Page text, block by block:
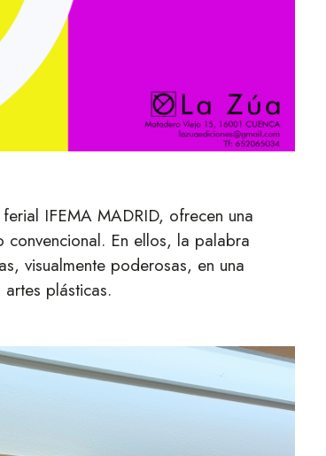
IFEMA MADRID, ofrecen una
En ellos, la palabra
visualmente poderosas, en una
plásticas.